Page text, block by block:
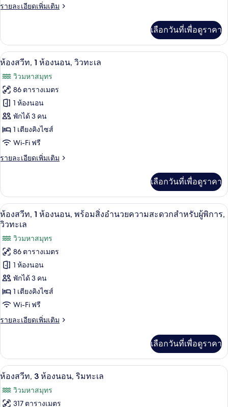
ห้อง
วิว
ทะเล
(Imperial)
รายละเอียดเพิ่มเติม
ราย
เกี่ยว
กับ
ห้อง
ท,
2
ห้อง
นอน,
วิว
ทะเล
(Imperial)
เลือกวันที่เพื่อดูราคา
เปิด
ภาพถ่าย
ทั้งหมด
ของ
ห้อง
สวีท,
1
ห้อง
วิว
ทะเล
เครื่องนอนระดับพรีเมียม, มินิบาร์, ตู้นิ
4
ห้องสวีท, 1 ห้องนอน, วิวทะเล
วิวมหาสมุทร
86 ตารางเมตร
1 ห้องนอน
พักได้ 3 คน
1 เตียงคิงไซส์
Wi-Fi ฟรี
รายละเอียดเพิ่มเติม
ราย
เกี่ยว
กับ
ห้อง
สวี
ห้อง
นอน,
วิว
ทะเล
เลือกวันที่เพื่อดูราคา
เปิด
ภาพถ่าย
ทั้งหมด
ของ
ห้อง
สวีท,
1
ห้อง
นอน,
สิ่ง
อำนวย
สะดวก
เครื่องนอนระดับพรีเมียม, มินิบาร์, ตู้นิ
4
ห้องสวีท, 1 ห้องนอน, พร้อมสิ่งอำนวยความสะดวกสำหรับผู้พิการ,
วิวทะเล
วิวมหาสมุทร
86 ตารางเมตร
1 ห้องนอน
พักได้ 3 คน
1 เตียงคิงไซส์
Wi-Fi ฟรี
รายละเอียดเพิ่มเติม
ราย
เกี่ยว
กับ
ห้อง
ท,
เลือกวันที่เพื่อดูราคา
เปิด
ภาพถ่าย
ทั้งหมด
ห้องสวีท, 3 ห้องนอน, ริมทะเล | เครื่อ
8
ห้องสวีท, 3 ห้องนอน, ริมทะเล
วิวมหาสมุทร
317 ตารางเมตร